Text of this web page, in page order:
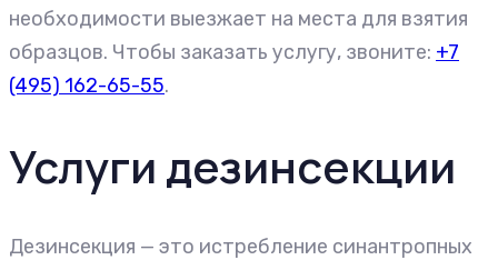
необходимости выезжает на места для взятия
образцов. Чтобы заказать услугу, звоните: +7
(495) 162-65-55.
Услуги дезинсекции
Дезинсекция — это истребление синантропных